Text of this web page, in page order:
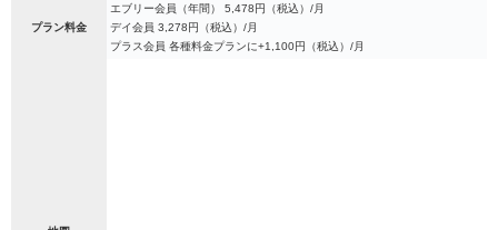
プラン料金
エブリー会員（年間） 5,478円（税込）/月
デイ会員 3,278円（税込）/月
プラス会員 各種料金プランに+1,100円（税込）/月